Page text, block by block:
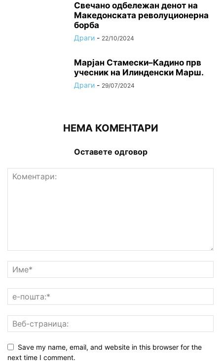
Свечано одбележан денот на
Македонската револуционерна
борба
Драги - 22/10/2024
Марјан Стамески–Кадино прв
учесник на Илинденски Марш.
Драги - 29/07/2024
НЕМА КОМЕНТАРИ
Оставете одговор
Save my name, email, and website in this browser for the
next time I comment.